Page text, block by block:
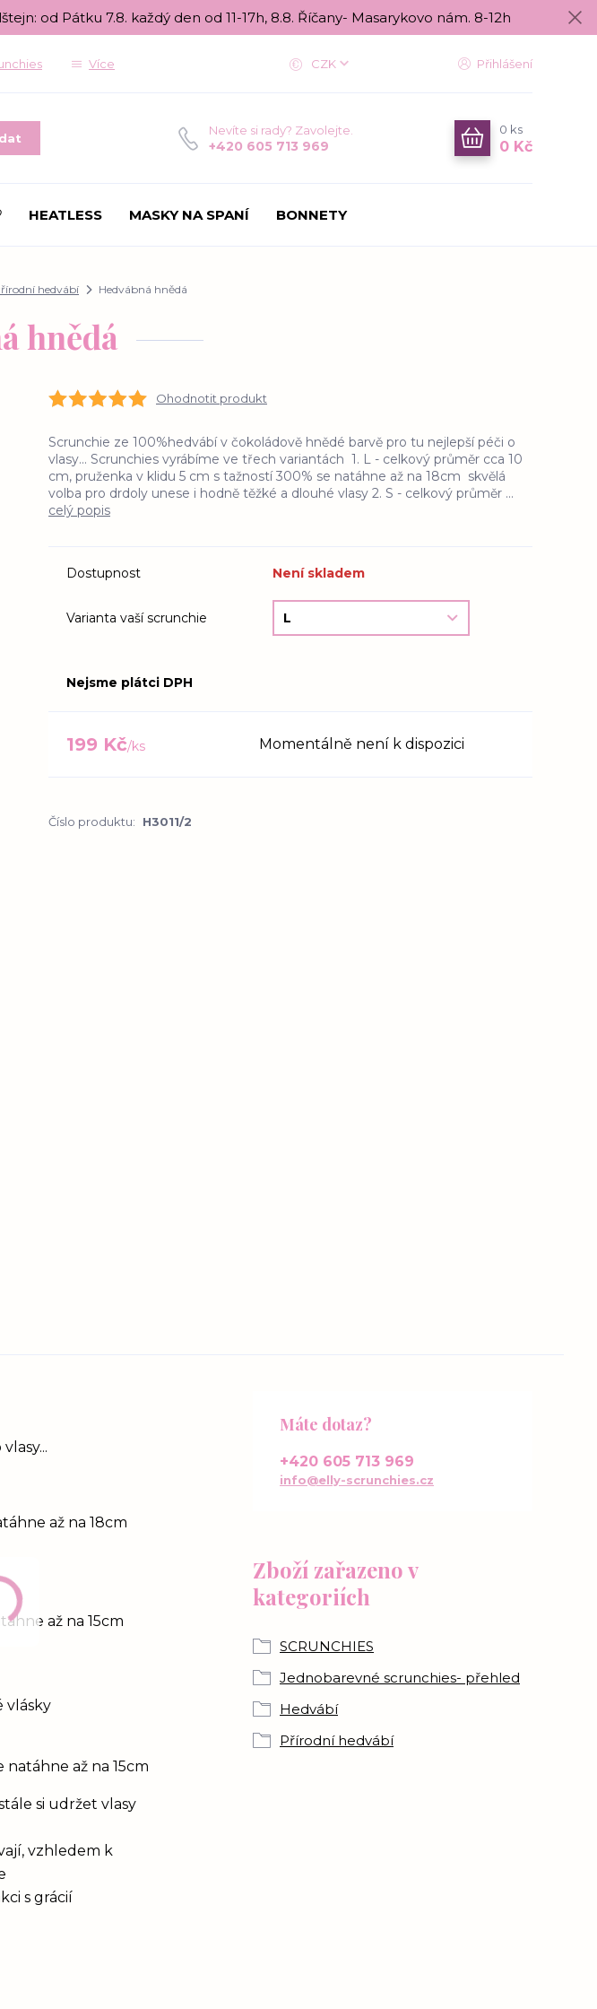
od Pátku 7.8. každý den od 11-17h, 8.8. Říčany- Masarykovo nám. 8-12h
Více CZK Přihlášení
Nevíte si rady? Zavolejte.
+420 605 713 969
0 ks
0 Kč
HEATLESS MASKY NA SPANÍ BONNETY
hedvábí Hedvábná hnědá
hnědá
Ohodnotit produkt
Scrunchie ze 100%hedvábí v čokoládově hnědé barvě pro tu nejlepší péči o
vlasy... Scrunchies vyrábíme ve třech variantách 1. L - celkový průměr cca 10
cm, pruženka v klidu 5 cm s tažností 300% se natáhne až na 18cm skvělá
volba pro drdoly unese i hodně těžké a dlouhé vlasy 2. S - celkový průměr ...
celý popis
Dostupnost Není skladem
Varianta vaší scrunchie
Nejsme plátci DPH
199 Kč/ks Momentálně není k dispozici
Číslo produktu: H3011/2
až na 18cm
až na 15cm
vlásky
až na 15cm
si udržet vlasy
vzhledem k
s grácií
Zboží zařazeno v
kategoriích
SCRUNCHIES
Jednobarevné scrunchies- přehled
Hedvábí
Přírodní hedvábí
Máte dotaz?
+420 605 713 969
info@elly-scrunchies.cz